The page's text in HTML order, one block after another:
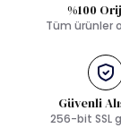
%100
Tüm ürünler
Güvenli
256-bit SSL